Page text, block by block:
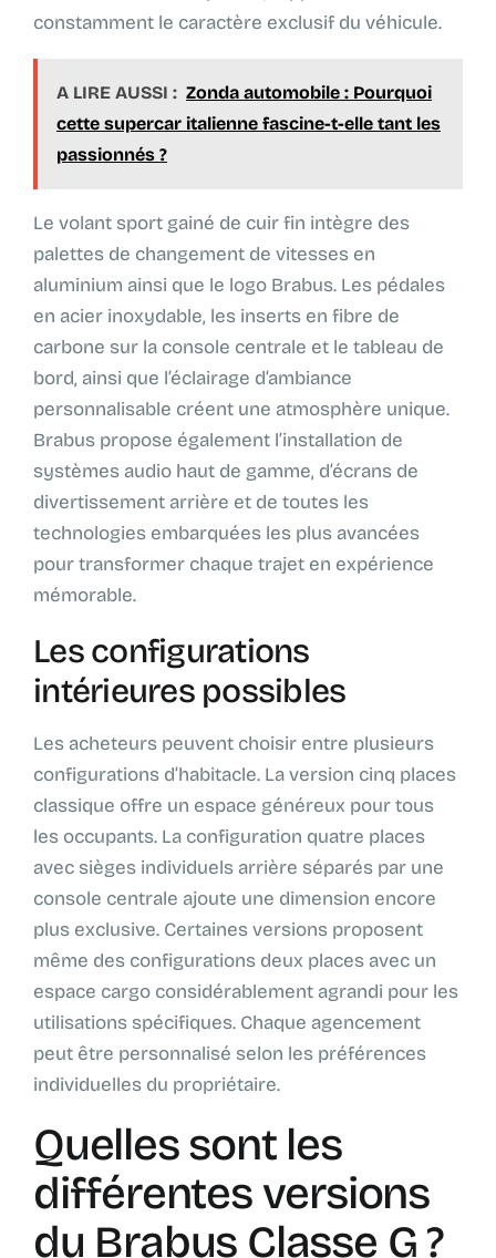
constamment le caractère exclusif du véhicule.
A LIRE AUSSI : Zonda automobile : Pourquoi
cette supercar italienne fascine-t-elle tant les
passionnés ?
Le volant sport gainé de cuir fin intègre des
palettes de changement de vitesses en
aluminium ainsi que le logo Brabus. Les pédales
en acier inoxydable, les inserts en fibre de
carbone sur la console centrale et le tableau de
bord, ainsi que l’éclairage d’ambiance
personnalisable créent une atmosphère unique.
Brabus propose également l’installation de
systèmes audio haut de gamme, d’écrans de
divertissement arrière et de toutes les
technologies embarquées les plus avancées
pour transformer chaque trajet en expérience
mémorable.
Les configurations
intérieures possibles
Les acheteurs peuvent choisir entre plusieurs
configurations d’habitacle. La version cinq places
classique offre un espace généreux pour tous
les occupants. La configuration quatre places
avec sièges individuels arrière séparés par une
console centrale ajoute une dimension encore
plus exclusive. Certaines versions proposent
même des configurations deux places avec un
espace cargo considérablement agrandi pour les
utilisations spécifiques. Chaque agencement
peut être personnalisé selon les préférences
individuelles du propriétaire.
Quelles sont les
différentes versions
du Brabus Classe G ?